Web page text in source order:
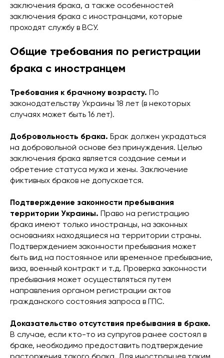
заключения брака, а также особенностей
заключения брака с иностранцами, которые
проходят службу в ВСУ.
Общие требования по регистрации
брака с иностранцем
Требования к брачному возрасту. По
законодательству Украины 18 лет (в некоторых
случаях может быть 16 лет).
Добровольность брака. Брак должен украдаться
на добровольной основе без принуждения. Целью
заключения брака является создание семьи и
обретение статуса мужа и жены. Заключение
фиктивных браков не допускается.
Подтверждение законности пребывания
территории Украины. Право на регистрацию
брака имеют только иностранцы, на законных
основаниях находящиеся на территории страны.
Подтверждением законности пребывания может
быть вид на постоянное или временное пребывание,
виза, военный контракт и т.д. Проверка законности
пребывания может осуществляться путем
направления органом регистрации актов
гражданского состояния запроса в ГПС.
Доказательство отсутствия пребывания в браке.
В случае, если кто-то из супругов ранее состоял в
браке, необходимо предоставить подтверждение